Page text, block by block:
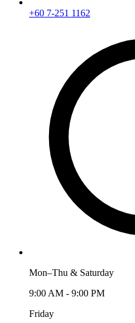
+60 7-251 1162
Mon–Thu & Saturday
9:00 AM - 9:00 PM
Friday